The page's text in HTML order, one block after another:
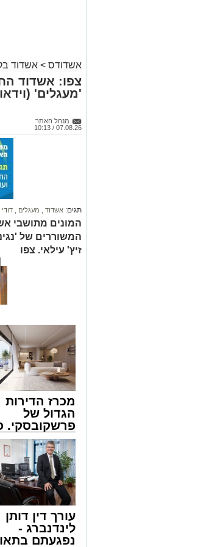
אשדודס > אשדוד
צפו: אשדוד
'מעגלים'
מנהל האתר
07.08.26 / 10:13
תגים: אשדוד מעגלים
המונים מתושבי
המשוררים של
זיץ' עילאי. צפו
זה היה ארוע יוצא
במשך שעות ארוכות
'מעגלים'. ואכן,
חסידי אותנטי,
האווירה השבתית של
מכרז הדירות
הגדול של
פרשקובסקי.
מה שצריך
לפני
הצעה לדירה
באשדוד
עורך דין דותן
לינדנברג -
נפגעתם